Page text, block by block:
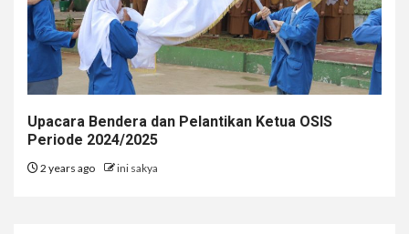
Upacara Bendera dan Pelantikan Ketua OSIS
Periode 2024/2025
2 years ago ini sakya